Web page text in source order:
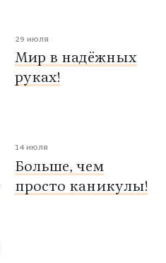
29 июля
Мир в надёжных
руках!
14 июля
Больше, чем
просто каникулы!